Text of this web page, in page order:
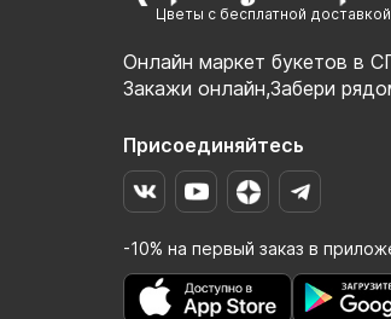
Цветы с бесплатной
Онлайн маркет букетов в
Закажи онлайн,Забери
Присоединяйтесь
-10% на первый заказ в